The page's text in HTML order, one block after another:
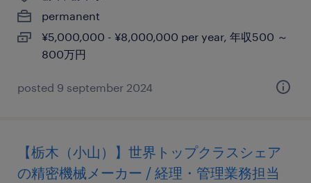
permanent
¥5,000,000 - ¥8,000,000 per year, 年収500 ～
800万円
posted 9 september 2024
【栃木（小山）】世界トップクラスシェア
の精密機械メーカー / 経理・管理業務担当